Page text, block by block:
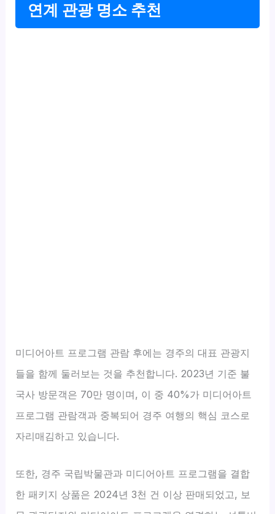
연계 관광 명소 추천
미디어아트 프로그램 관람 후에는 경주의 대표 관광지
들을 함께 둘러보는 것을 추천합니다. 2023년 기준 불
국사 방문객은 70만 명이며, 이 중 40%가 미디어아트
프로그램 관람객과 중복되어 경주 여행의 핵심 코스로
자리매김하고 있습니다.
또한, 경주 국립박물관과 미디어아트 프로그램을 결합
한 패키지 상품은 2024년 3천 건 이상 판매되었고, 보